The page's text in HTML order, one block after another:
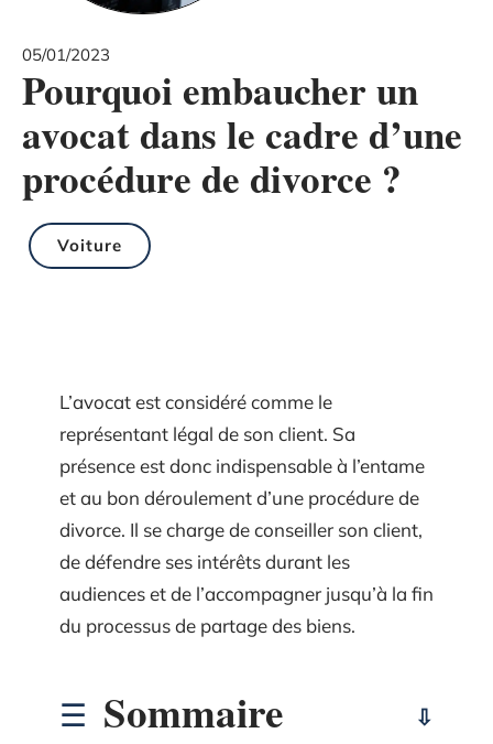
05/01/2023
Pourquoi embaucher un
avocat dans le cadre d’une
procédure de divorce ?
Voiture
L’avocat est considéré comme le
représentant légal de son client. Sa
présence est donc indispensable à l’entame
et au bon déroulement d’une procédure de
divorce. Il se charge de conseiller son client,
de défendre ses intérêts durant les
audiences et de l’accompagner jusqu’à la fin
du processus de partage des biens.
Sommaire